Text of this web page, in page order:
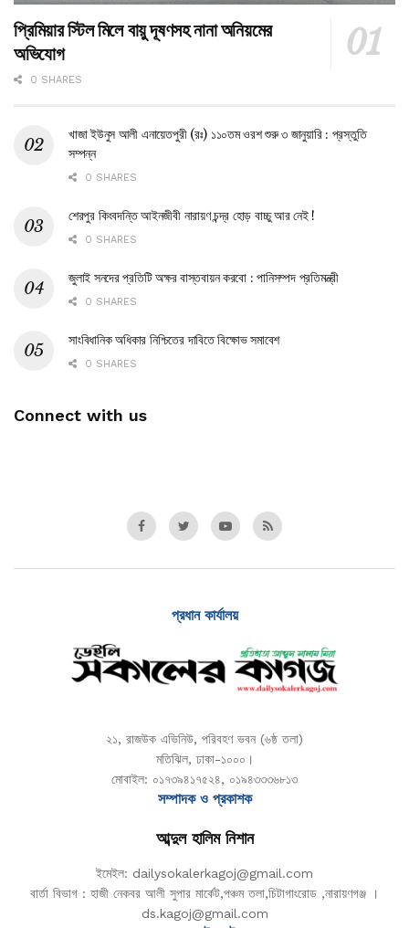
প্রিমিয়ার স্টিল মিলে বায়ু দূষণসহ নানা অনিয়মের
অভিযোগ
0 SHARES
খাজা ইউনুস আলী এনায়েতপুরী (রঃ) ১১০তম ওরশ শুরু ৩ জানুয়ারি : প্রস্তুতি
সম্পন্ন
0 SHARES
শেরপুর কিংবদন্তি আইনজীবী নারায়ণ চন্দ্র হোড় বাচ্চু আর নেই !
0 SHARES
জুলাই সনদের প্রতিটি অক্ষর বাস্তবায়ন করবো : পানিসম্পদ প্রতিমন্ত্রী
0 SHARES
সাংবিধানিক অধিকার নিশ্চিতের দাবিতে বিক্ষোভ সমাবেশ
0 SHARES
Connect with us
প্রধান কার্যালয়
২১, রাজউক এভিনিউ, পরিবহণ ভবন (৬ষ্ঠ তলা)
মতিঝিল, ঢাকা-১০০০।
মোবাইল: ০১৭৩৯৪১৭৫২৪, ০১৯৪৩৩৩৬৮১৩
সম্পাদক ও প্রকাশক
আব্দুল হালিম নিশান
ইমেইল: dailysokalerkagoj@gmail.com
বার্তা বিভাগ : হাজী নেকবর আলী সুপার মার্কেট,পঞ্চম তলা,চিটাগাংরোড ,নারায়ণগঞ্জ ।
ds.kagoj@gmail.com